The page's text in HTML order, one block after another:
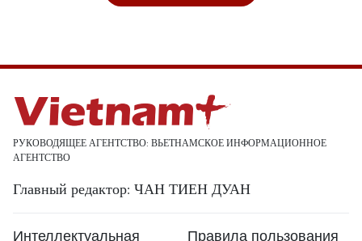
РУКОВОДЯЩЕЕ АГЕНТСТВО: ВЬЕТНАМСКОЕ ИНФОРМАЦИОННОЕ
АГЕНТСТВО
Главный редактор: ЧАН ТИЕН ДУАН
Интеллектуальная Правила пользования